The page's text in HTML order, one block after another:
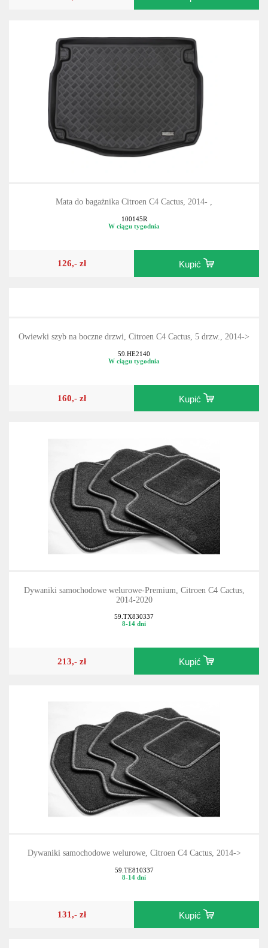
Mata do bagażnika Citroen C4 Cactus, 2014- ,
100145R
W ciągu tygodnia
126,- zł Kupić
Owiewki szyb na boczne drzwi, Citroen C4 Cactus, 5 drzw., 2014->
59.HE2140
W ciągu tygodnia
160,- zł Kupić
Dywaniki samochodowe welurowe-Premium, Citroen C4 Cactus,
2014-2020
59.TX830337
8-14 dni
213,- zł Kupić
Dywaniki samochodowe welurowe, Citroen C4 Cactus, 2014->
59.TE810337
8-14 dni
131,- zł Kupić